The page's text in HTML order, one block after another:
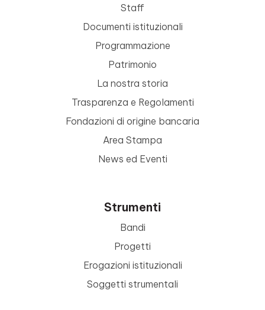
Staff
Documenti istituzionali
Programmazione
Patrimonio
La nostra storia
Trasparenza e Regolamenti
Fondazioni di origine bancaria
Area Stampa
News ed Eventi
Strumenti
Bandi
Progetti
Erogazioni istituzionali
Soggetti strumentali